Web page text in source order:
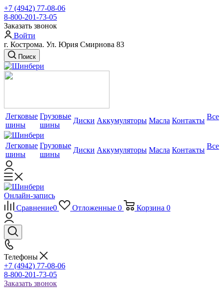
+7 (4942) 77-08-06
8-800-201-73-05
Заказать звонок
Войти
г. Кострома. Ул. Юрия Смирнова 83
Поиск
Легковые
шины
Грузовые
шины
Диски Аккумуляторы Масла Контакты Все
Легковые
шины
Грузовые
шины
Диски Аккумуляторы Масла Контакты Все
Онлайн-запись
Сравнение0 Отложенные 0 Корзина 0
Телефоны
+7 (4942) 77-08-06
8-800-201-73-05
Заказать звонок